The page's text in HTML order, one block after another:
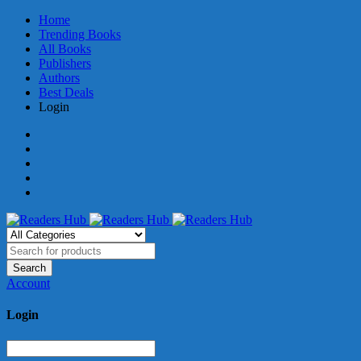
Home
Trending Books
All Books
Publishers
Authors
Best Deals
Login
Account
Login